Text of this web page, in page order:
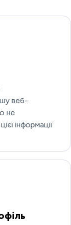
веб-
не
інформації